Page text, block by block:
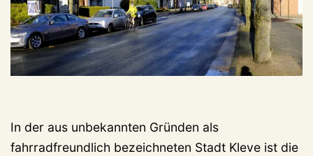
In der aus unbekannten Gründen als
fahrradfreundlich bezeichneten Stadt Kleve ist die